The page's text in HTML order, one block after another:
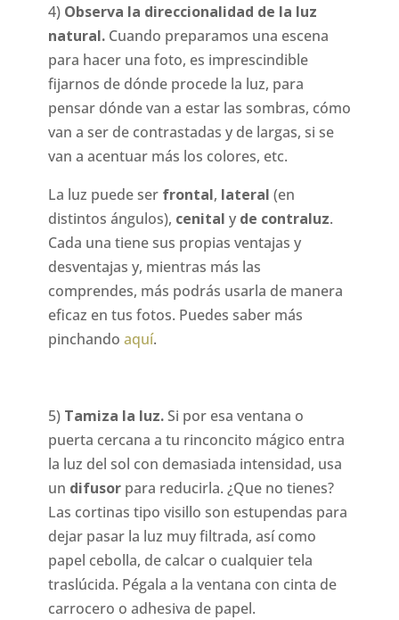
4) Observa la direccionalidad de la luz
natural.Cuando preparamos una escena
para hacer una foto, es imprescindible
fijarnos de dónde procede la luz, para
pensar dónde van a estar las sombras, cómo
van a ser de contrastadas y de largas, si se
van a acentuar más los colores, etc.
La luz puede ser frontal, lateral (en
distintos ángulos), cenital y de contraluz.
Cada una tiene sus propias ventajas y
desventajas y, mientras más las
comprendes, más podrás usarla de manera
eficaz en tus fotos. Puedes saber más
pinchando aquí.
5) Tamiza la luz.Si por esa ventana o
puerta cercana a tu rinconcito mágico entra
la luz del sol con demasiada intensidad, usa
un difusorpara reducirla. ¿Que no tienes?
Las cortinas tipo visillo son estupendas para
dejar pasar la luz muy filtrada, así como
papel cebolla, de calcar o cualquier tela
traslúcida. Pégala a la ventana con cinta de
carrocero o adhesiva de papel.